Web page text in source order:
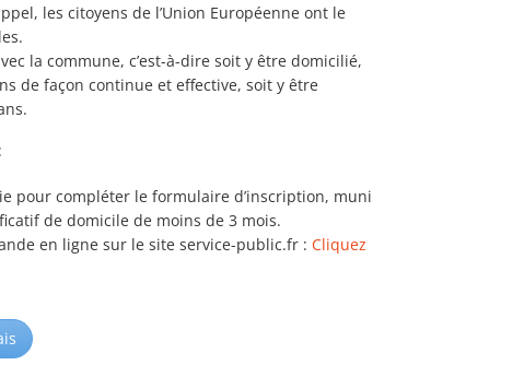
les citoyens de l’Union Européenne ont le
la commune, c’est-à-dire soit y être domicilié,
de façon continue et effective, soit y être
pour compléter le formulaire d’inscription, muni
de domicile de moins de 3 mois.
en ligne sur le site service-public.fr :Cliquez